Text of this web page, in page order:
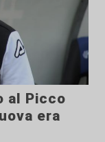
al Picco
era